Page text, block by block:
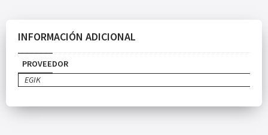
INFORMACIÓN ADICIONAL
PROVEEDOR
EGIK